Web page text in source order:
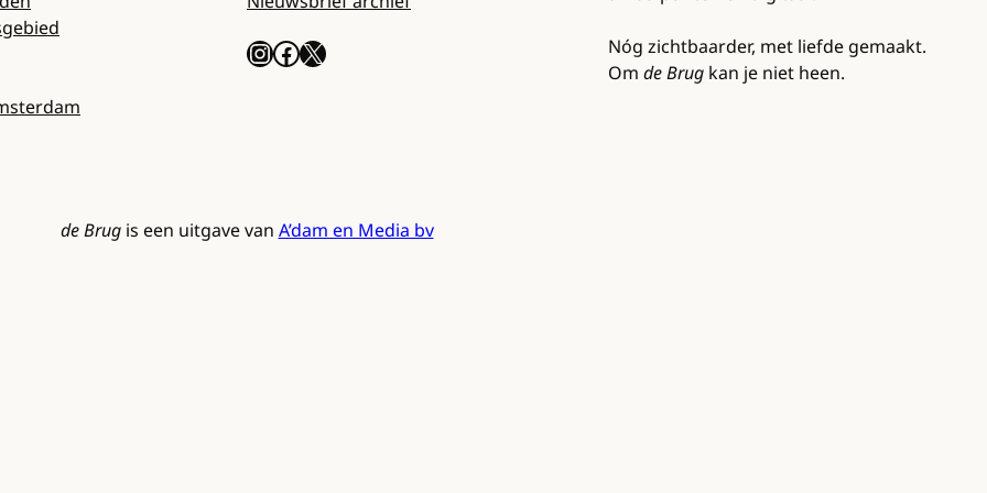
InstagramFacebook X
Nóg zichtbaarder, met liefde gemaakt.
Om de Brug kan je niet heen.
de Brug is een uitgave van A’dam en Media bv